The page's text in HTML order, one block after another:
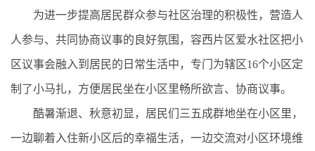
为进一步提高居民群众参与社区治理的积极性，营造人
人参与、共同协商议事的良好氛围，容西片区爱水社区把小
区议事会融入到居民的日常生活中，专门为辖区16个小区定
制了小马扎，方便居民坐在小区里畅所欲言、协商议事。
酷暑渐退、秋意初显，居民们三五成群地坐在小区里，
一边聊着入住新小区后的幸福生活，一边交流对小区环境维